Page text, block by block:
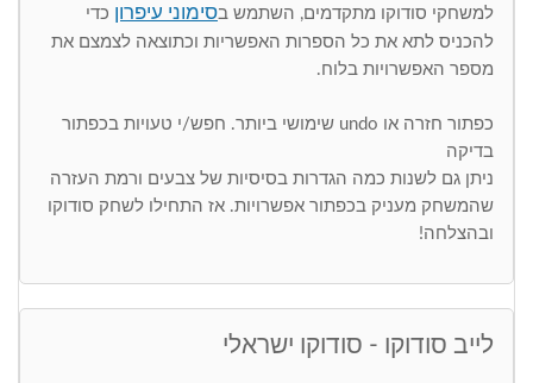
למשחקי סודוקו מתקדמים, השתמש בסימוני עיפרון כדי
להכניס לתא את כל הספרות האפשריות וכתוצאה לצמצם את
מספר האפשרויות בלוח.
כפתור חזרה או undo שימושי ביותר. חפש/י טעויות בכפתור
בדיקה
ניתן גם לשנות כמה הגדרות בסיסיות של צבעים ורמת העזרה
שהמשחק מעניק בכפתור אפשרויות. אז התחילו לשחק סודוקו
ובהצלחה!
לייב סודוקו - סודוקו ישראלי